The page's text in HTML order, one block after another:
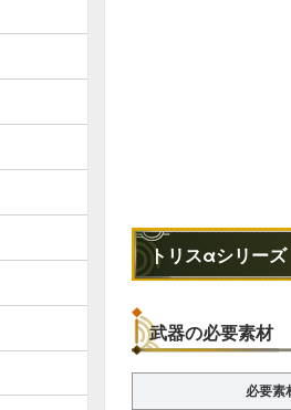
トリスαシリー
武器の必要素材
必要素